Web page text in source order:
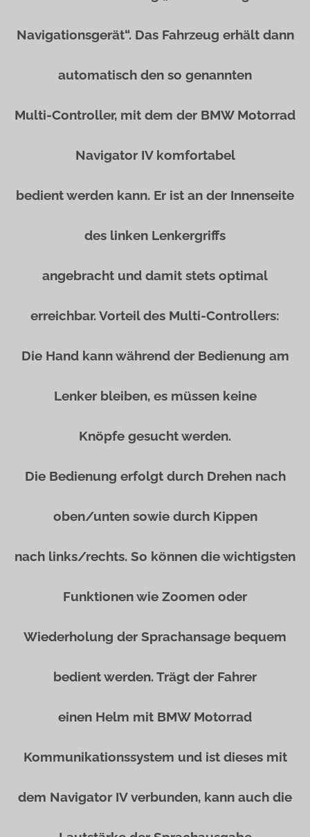
Navigationsgerät“. Das Fahrzeug erhält dann
automatisch den so genannten
Multi-Controller, mit dem der BMW Motorrad
Navigator IV komfortabel
bedient werden kann. Er ist an der Innenseite
des linken Lenkergriffs
angebracht und damit stets optimal
erreichbar. Vorteil des Multi-Controllers:
Die Hand kann während der Bedienung am
Lenker bleiben, es müssen keine
Knöpfe gesucht werden.
Die Bedienung erfolgt durch Drehen nach
oben/unten sowie durch Kippen
nach links/rechts. So können die wichtigsten
Funktionen wie Zoomen oder
Wiederholung der Sprachansage bequem
bedient werden. Trägt der Fahrer
einen Helm mit BMW Motorrad
Kommunikationssystem und ist dieses mit
dem Navigator IV verbunden, kann auch die